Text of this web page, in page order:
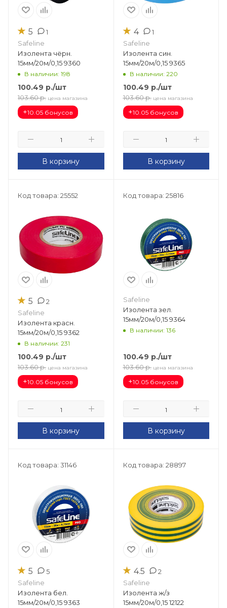
★ 5 1
Safeline
Изолента чёрн.
15мм/20м/0,15 9360
В наличии: 198
100.49 р./шт
103.60 р. цена магазина
+10.05 бонусов
В корзину
★ 4 1
Safeline
Изолента син.
15мм/20м/0,15 9365
В наличии: 220
100.49 р./шт
103.60 р. цена магазина
+10.05 бонусов
В корзину
Код товара: 25552
★ 5 2
Safeline
Изолента красн.
15мм/20м/0,15 9362
В наличии: 231
100.49 р./шт
103.60 р. цена магазина
+10.05 бонусов
В корзину
Код товара: 25816
Safeline
Изолента зел.
15мм/20м/0,15 9364
В наличии: 136
100.49 р./шт
103.60 р. цена магазина
+10.05 бонусов
В корзину
Код товара: 31146
★ 5 5
Safeline
Изолента бел.
15мм/20м/0,15 9363
Код товара: 28897
★ 4.5 2
Safeline
Изолента ж/з
15мм/20м/0,15 12122